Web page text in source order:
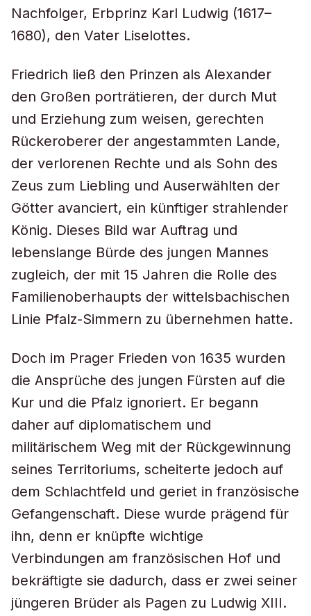
Nachfolger, Erbprinz Karl Ludwig (1617–
1680), den Vater Liselottes.
Friedrich ließ den Prinzen als Alexander
den Großen porträtieren, der durch Mut
und Erziehung zum weisen, gerechten
Rückeroberer der angestammten Lande,
der verlorenen Rechte und als Sohn des
Zeus zum Liebling und Auserwählten der
Götter avanciert, ein künftiger strahlender
König. Dieses Bild war Auftrag und
lebenslange Bürde des jungen Mannes
zugleich, der mit 15 Jahren die Rolle des
Familienoberhaupts der wittelsbachischen
Linie Pfalz-Simmern zu übernehmen hatte.
Doch im Prager Frieden von 1635 wurden
die Ansprüche des jungen Fürsten auf die
Kur und die Pfalz ignoriert. Er begann
daher auf diplomatischem und
militärischem Weg mit der Rückgewinnung
seines Territoriums, scheiterte jedoch auf
dem Schlachtfeld und geriet in französische
Gefangenschaft. Diese wurde prägend für
ihn, denn er knüpfte wichtige
Verbindungen am französischen Hof und
bekräftigte sie dadurch, dass er zwei seiner
jüngeren Brüder als Pagen zu Ludwig XIII.